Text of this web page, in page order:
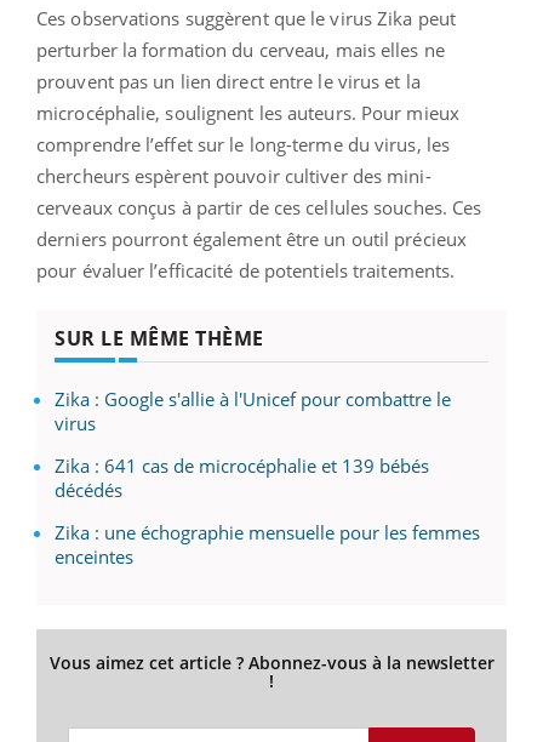
Ces observations suggèrent que le virus Zika peut
perturber la formation du cerveau, mais elles ne
prouvent pas un lien direct entre le virus et la
microcéphalie, soulignent les auteurs. Pour mieux
comprendre l’effet sur le long-terme du virus, les
chercheurs espèrent pouvoir cultiver des mini-
cerveaux conçus à partir de ces cellules souches. Ces
derniers pourront également être un outil précieux
pour évaluer l’efficacité de potentiels traitements.
SUR LE MÊME THÈME
Zika : Google s'allie à l'Unicef pour combattre le
virus
Zika : 641 cas de microcéphalie et 139 bébés
décédés
Zika : une échographie mensuelle pour les femmes
enceintes
Vous aimez cet article ? Abonnez-vous à la newsletter
!